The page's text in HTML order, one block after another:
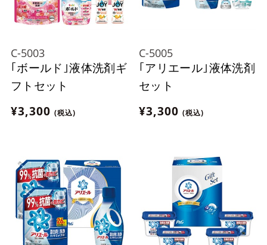
C-5003
｢ボールド｣液体洗剤ギ
フトセット
¥3,300 (税込)
C-5005
｢アリエール｣液体洗剤
セット
¥3,300 (税込)